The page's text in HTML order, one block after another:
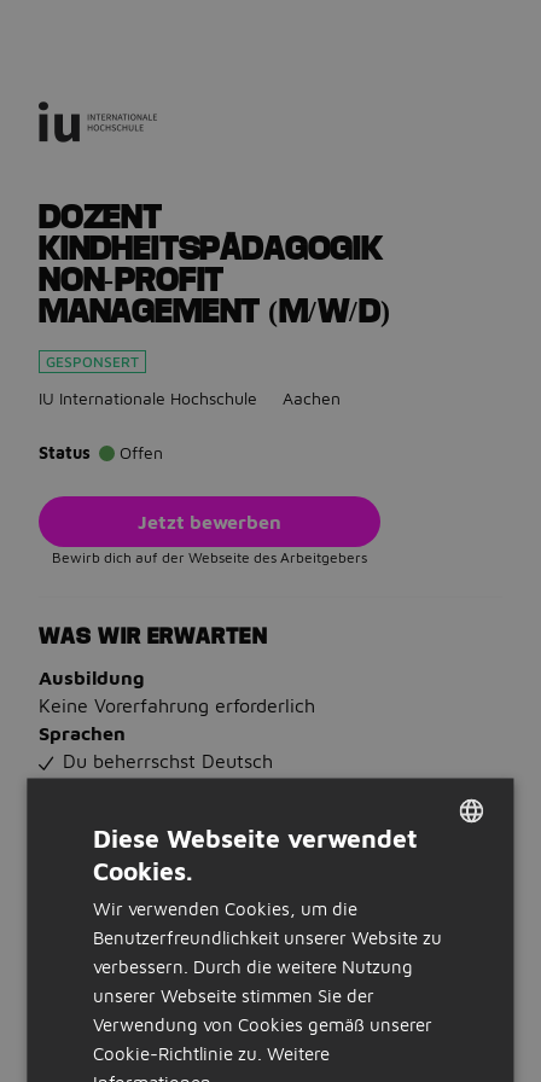
DOZENT
KINDHEITSPÄDAGOGIK
NON-PROFIT
MANAGEMENT (M/W/D)
GESPONSERT
IU Internationale Hochschule Aachen
Status Offen
Jetzt bewerben
Bewirb dich auf der Webseite des Arbeitgebers
WAS WIR ERWARTEN
Ausbildung
Keine Vorerfahrung erforderlich
Sprachen
Du beherrschst Deutsch
Art der Stellenanzeige:
STELLENBESCHREIBUNG
<!DOCTYPE html PUBLIC "-//W3C//DTD HTML 4.0
Transitional//EN" "http://www.w3.org/TR/REC-
html40/loose.dtd">
IU INTERNATIONALE HOCHSCHULE - Duales
Diese Webseite verwendet
Cookies.
Wir verwenden Cookies, um die
Benutzerfreundlichkeit unserer Website zu
verbessern. Durch die weitere Nutzung
unserer Webseite stimmen Sie der
Verwendung von Cookies gemäß unserer
Cookie-Richtlinie zu. Weitere